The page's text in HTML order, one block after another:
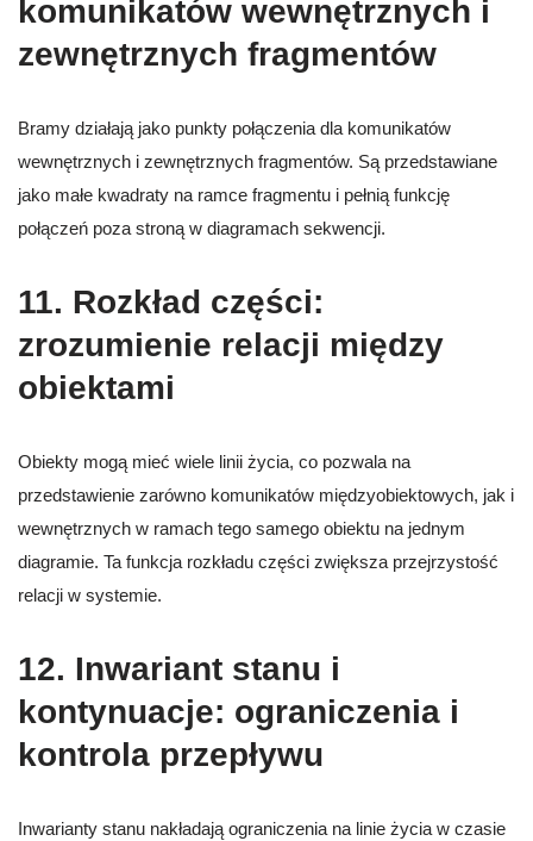
komunikatów wewnętrznych i
zewnętrznych fragmentów
Bramy działają jako punkty połączenia dla komunikatów
wewnętrznych i zewnętrznych fragmentów. Są przedstawiane
jako małe kwadraty na ramce fragmentu i pełnią funkcję
połączeń poza stroną w diagramach sekwencji.
11. Rozkład części:
zrozumienie relacji między
obiektami
Obiekty mogą mieć wiele linii życia, co pozwala na
przedstawienie zarówno komunikatów międzyobiektowych, jak i
wewnętrznych w ramach tego samego obiektu na jednym
diagramie. Ta funkcja rozkładu części zwiększa przejrzystość
relacji w systemie.
12. Inwariant stanu i
kontynuacje: ograniczenia i
kontrola przepływu
Inwarianty stanu nakładają ograniczenia na linie życia w czasie